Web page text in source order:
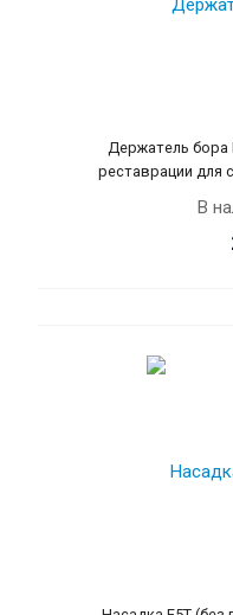
Держатель бора
реставрации для
В